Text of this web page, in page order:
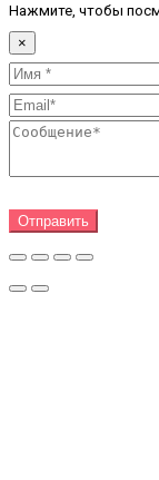
Нажмите, чтобы
×
Отправить